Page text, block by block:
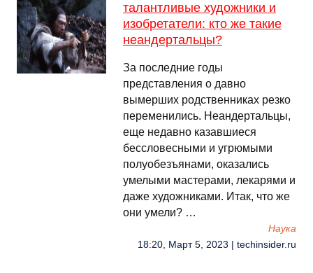
талантливые художники и
изобретатели: кто же такие
неандертальцы?
За последние годы
представления о давно
вымерших родственниках резко
переменились. Неандертальцы,
еще недавно казавшиеся
бессловесными и угрюмыми
полуобезъянами, оказались
умелыми мастерами, лекарями и
даже художниками. Итак, что же
они умели? …
Наука
18:20, Март 5, 2023 | techinsider.ru